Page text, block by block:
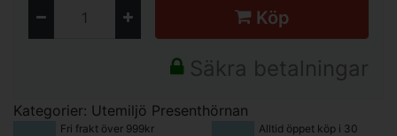
Köp
Säkra betalningar
Kategorier: Utemiljö Presenthörnan
Fri frakt över 999kr
Alltid öppet köp i 30